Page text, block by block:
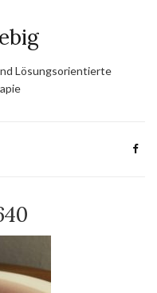
Lösungsorientierte